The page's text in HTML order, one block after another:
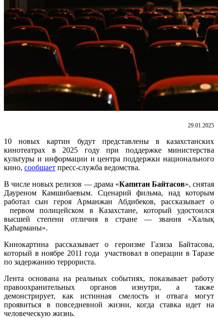
29.01.2025
10 новых картин будут представлены в казахстанских
кинотеатрах в 2025 году при поддержке министерства
культуры и информации и центра поддержки национального
кино, сообщает пресс-служба ведомства.
В числе новых релизов — драма «Капитан Байтасов», снятая
Дауреном Камшибаевым. Сценарий фильма, над которым
работал сын героя Арманжан Абдибеков, рассказывает о
первом полицейском в Казахстане, который удостоился
высшей степени отличия в стране — звания «Халық
Қаһарманы».
Кинокартина рассказывает о героизме Газиза Байтасова,
который в ноябре 2011 года участвовал в операции в Таразе
по задержанию террориста.
Лента основана на реальных событиях, показывает работу
правоохранительных органов изнутри, а также
демонстрирует, как истинная смелость и отвага могут
проявиться в повседневной жизни, когда ставка идет на
человеческую жизнь.